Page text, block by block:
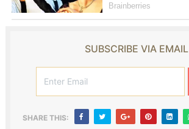
SUBSCRIBE VIA EMAIL
SHARE THIS: